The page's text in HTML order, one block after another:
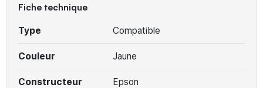
Fiche technique
Type Compatible
Couleur Jaune
Constructeur Epson